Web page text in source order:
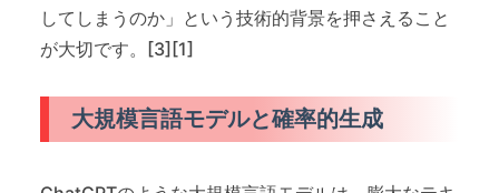
してしまうのか」という技術的背景を押さえること
が大切です。[3][1]
大規模言語モデルと確率的生成